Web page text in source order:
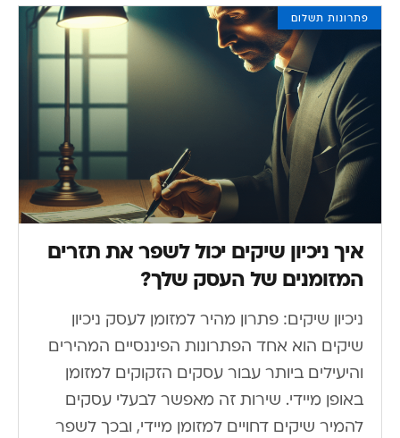
פתרונות תשלום
איך ניכיון שיקים יכול לשפר את תזרים
המזומנים של העסק שלך?
ניכיון שיקים: פתרון מהיר למזומן לעסק ניכיון
שיקים הוא אחד הפתרונות הפיננסיים המהירים
והיעילים ביותר עבור עסקים הזקוקים למזומן
באופן מיידי. שירות זה מאפשר לבעלי עסקים
להמיר שיקים דחויים למזומן מיידי, ובכך לשפר